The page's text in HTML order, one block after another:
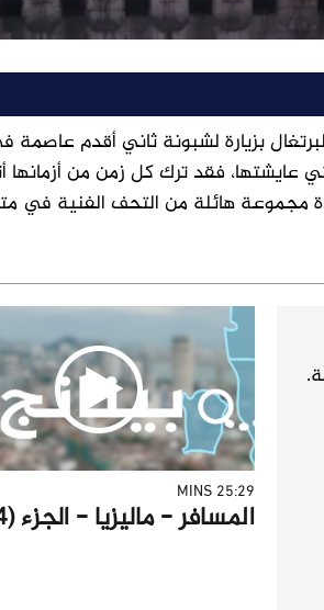
بزيارة لشبونة ثاني أقدم عاصمة
عايشتها، فقد ترك كل زمن من أزمانها
مجموعة هائلة من التحف الفنية في
25:29 MINS
المسافر - ماليزيا - الجزء (4)